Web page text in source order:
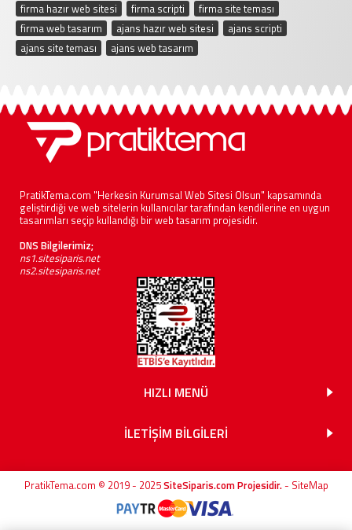
firma hazır web sitesi
firma scripti firma site teması
firma web tasarım
ajans hazır web sitesi ajans scripti
ajans site teması
ajans web tasarım
PratikTema.com "Herkesin Kurumsal Web Sitesi Olsun" kapsamında
geliştirdiği ve web sitelerin kullanıcılar tarafından kendilerine en uygun
tasarımları seçip kullandığı bir web tasarım projesidir.
DNS Bilgilerimiz;
ns1.sitesiparis.net
ns2.sitesiparis.net
HIZLI MENÜ
İLETİŞİM BİLGİLERİ
PratikTema.com © 2019 - 2025SiteSiparis.com Projesidir.- SiteMap